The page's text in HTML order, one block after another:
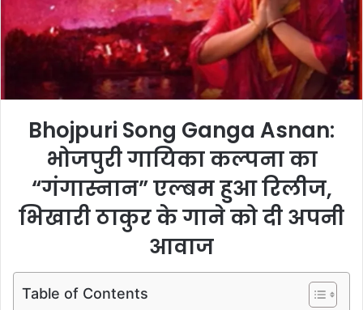
a
i
l
Bhojpuri Song Ganga Asnan:
भोजपुरी गायिका कल्पना का
“गंगास्नान” एल्बम हुआ रिलीज,
भिखारी ठाकुर के गाने को दी अपनी
आवाज
Table of Contents